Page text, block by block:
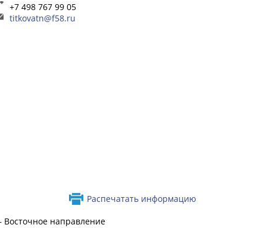
+7 498 767 99 05
titkovatn@f58.ru
Распечатать информацию
Восточное направление